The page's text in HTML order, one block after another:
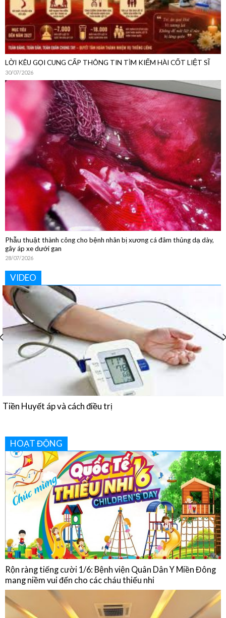
LỜI KÊU GỌI CUNG CẤP THÔNG TIN TÌM KIẾM HÀI CỐT LIỆT SĨ
30/07/2026
Phẫu thuật thành công cho bệnh nhân bị xương cá đâm thủng dạ dày,
gây áp xe dưới gan
28/07/2026
VIDEO
Chế độ ăn của người bệnh Đái tháo đường
HOẠT ĐỘNG